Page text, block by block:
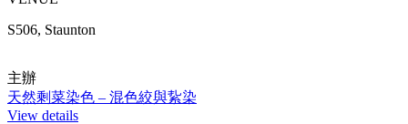
S506, Staunton
主辦
天然剩菜染色 – 混色絞與紥染
View details